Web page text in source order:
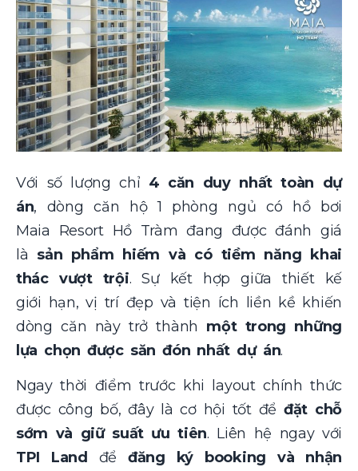
Với số lượng chỉ 4 căn duy nhất toàn dự
án, dòng căn hộ 1 phòng ngủ có hồ bơi
Maia Resort Hồ Tràm đang được đánh giá
là sản phẩm hiếm và có tiềm năng khai
thác vượt trội. Sự kết hợp giữa thiết kế
giới hạn, vị trí đẹp và tiện ích liền kề khiến
dòng căn này trở thành một trong những
lựa chọn được săn đón nhất dự án.
Ngay thời điểm trước khi layout chính thức
được công bố, đây là cơ hội tốt để đặt chỗ
sớm và giữ suất ưu tiên. Liên hệ ngay với
TPI Land
đểđăng ký booking và nhận